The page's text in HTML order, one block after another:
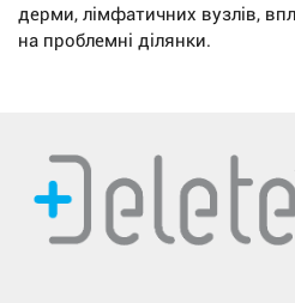
дерми, лімфатичних вузлів,
на проблемні ділянки.